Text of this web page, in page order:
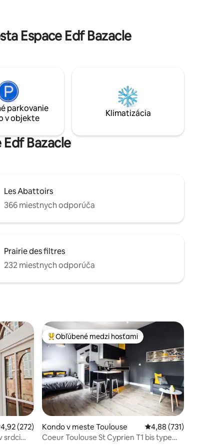
vám ponúkne všetok pohodlie, ktoré
potrebujete na príjemný pobyt v
Espace Edf Bazacle
parkovanie
v objekte
Klimatizácia
Bazacle
Les Abattoirs
366 miestnych odporúča
Prairie des filtres
232 miestnych odporúča
101ohodnotenie 4,92 z 5, počet hodnotení: 272
4,92 (272)
srdci
Najobľúbenejšie medzi hosťami
Obľúbené medzi hosťami
Kondo v meste Toulouse Priemerné
4,88 (731)
Coeur Toulouse St Cyprien T1 bis type